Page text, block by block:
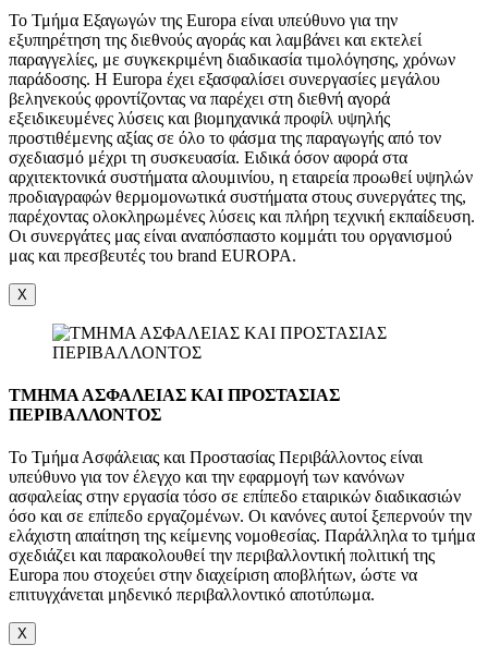
Το Τμήμα Εξαγωγών της Europa είναι υπεύθυνο για την
εξυπηρέτηση της διεθνούς αγοράς και λαμβάνει και εκτελεί
παραγγελίες, με συγκεκριμένη διαδικασία τιμολόγησης, χρόνων
παράδοσης. Η Europa έχει εξασφαλίσει συνεργασίες μεγάλου
βεληνεκούς φροντίζοντας να παρέχει στη διεθνή αγορά
εξειδικευμένες λύσεις και βιομηχανικά προφίλ υψηλής
προστιθέμενης αξίας σε όλο το φάσμα της παραγωγής από τον
σχεδιασμό μέχρι τη συσκευασία. Ειδικά όσον αφορά στα
αρχιτεκτονικά συστήματα αλουμινίου, η εταιρεία προωθεί υψηλών
προδιαγραφών θερμομονωτικά συστήματα στους συνεργάτες της,
παρέχοντας ολοκληρωμένες λύσεις και πλήρη τεχνική εκπαίδευση.
Οι συνεργάτες μας είναι αναπόσπαστο κομμάτι του οργανισμού
μας και πρεσβευτές του brand EUROPA.
X
ΤΜΗΜΑ ΑΣΦΑΛΕΙΑΣ ΚΑΙ ΠΡΟΣΤΑΣΙΑΣ
ΠΕΡΙΒΑΛΛΟΝΤΟΣ
Το Τμήμα Ασφάλειας και Προστασίας Περιβάλλοντος είναι
υπεύθυνο για τον έλεγχο και την εφαρμογή των κανόνων
ασφαλείας στην εργασία τόσο σε επίπεδο εταιρικών διαδικασιών
όσο και σε επίπεδο εργαζομένων. Οι κανόνες αυτοί ξεπερνούν την
ελάχιστη απαίτηση της κείμενης νομοθεσίας. Παράλληλα το τμήμα
σχεδιάζει και παρακολουθεί την περιβαλλοντική πολιτική της
Europa που στοχεύει στην διαχείριση αποβλήτων, ώστε να
επιτυγχάνεται μηδενικό περιβαλλοντικό αποτύπωμα.
X